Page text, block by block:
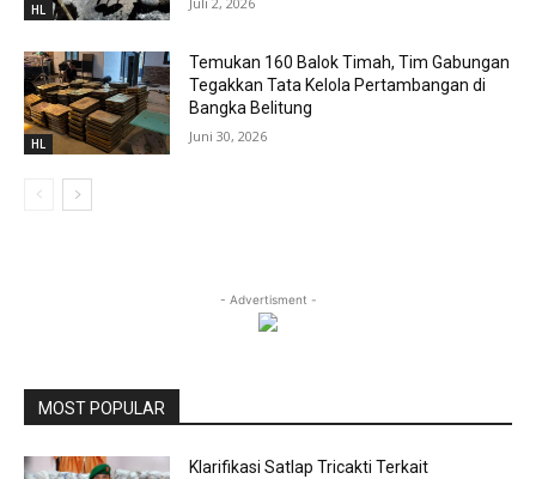
HL
HL
Temukan 160 Balok Timah, Tim Gabungan
Tegakkan Tata Kelola Pertambangan di
Bangka Belitung
Juni 30, 2026
- Advertisment -
MOST POPULAR
Klarifikasi Satlap Tricakti Terkait